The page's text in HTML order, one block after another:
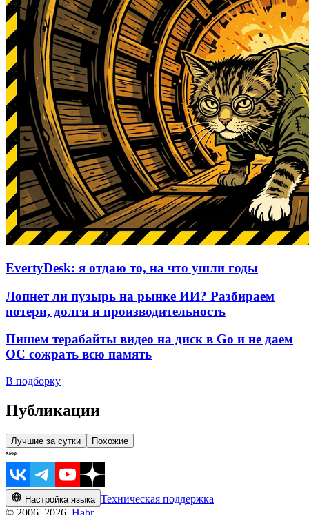
EvertyDesk: я отдаю то, на что ушли годы
Лопнет ли пузырь на рынке ИИ? Разбираем
потери, долги и производительность
Пишем терабайты видео на диск в Go и не даем
ОС сожрать всю память
В подборку
Публикации
Лучшие за сутки Похожие
Настройка языка Техническая поддержка
© 2006–2026, Habr